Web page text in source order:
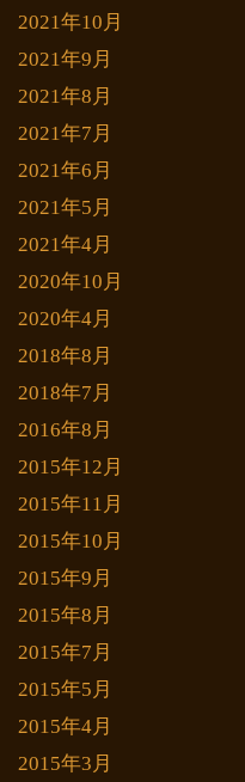
2021年10月
2021年9月
2021年8月
2021年7月
2021年6月
2021年5月
2021年4月
2020年10月
2020年4月
2018年8月
2018年7月
2016年8月
2015年12月
2015年11月
2015年10月
2015年9月
2015年8月
2015年7月
2015年5月
2015年4月
2015年3月